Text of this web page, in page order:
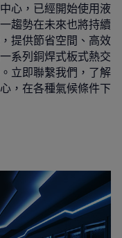
心，已經開始使用液
趨勢在未來也將持續
提供節省空間、高效
系列銅焊式板式熱交
立即聯繫我們，了解
，在各種氣候條件下